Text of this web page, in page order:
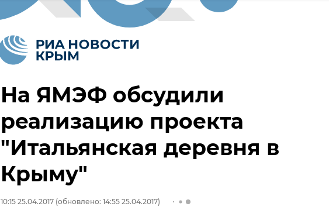
На ЯМЭФ обсудили
реализацию проекта
"Итальянская деревня в
Крыму"
10:15 25.04.2017 (обновлено: 14:55 25.04.2017)